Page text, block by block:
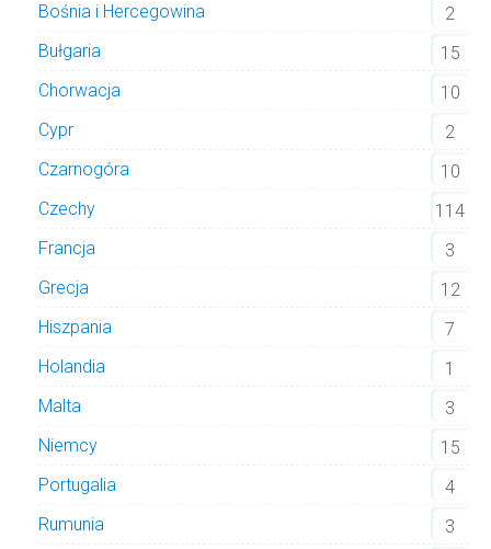
Bośnia i Hercegowina
2
Bułgaria
15
Chorwacja
10
Cypr
2
Czarnogóra
10
Czechy
114
Francja
3
Grecja
12
Hiszpania
7
Holandia
1
Malta
3
Niemcy
15
Portugalia
4
Rumunia
3